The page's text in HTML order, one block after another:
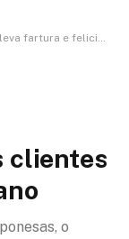
felicidade a casa dos clientes para receber o novo ano
clientes
o